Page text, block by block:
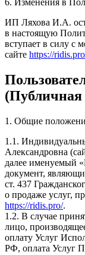
6. Изменения в
ИП Ляхова И.А.
в настоящую
вступает в силу с
сайте https://
(Публичная
1. Общие
1.1.
Александровна
далее именуемый
документ,
ст. 437
о продаже услуг,
https://ridis.pro/.
1.2. В случае
лицо,
оплату Услуг
РФ, оплата Услуг